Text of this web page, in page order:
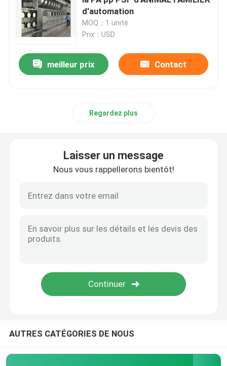
Machine de Stenter d'air chaud
machine de stenter de textile
Machine d'impression rotatoire d'écran
Machine de séchage de cylindre
d'automation
MOQ：1 unité
Prix：USD
meilleur prix Contact
Regardez plus
Laisser un message
Nous vous rappellerons bientôt!
AUTRES CATÉGORIES DE NOUS